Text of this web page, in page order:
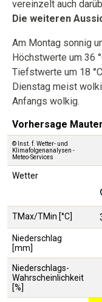
vereinzelt auch
Die weiteren
Am Montag sonnig
Höchstwerte um 36
Tiefstwerte um 18
Dienstag meist
Anfangs wolkig.
Vorhersage
© Inst. f. Wetter- und
Klimafolgenanalysen -
Meteo-Services
Wetter
TMax/TMin [°C]
Niederschlag
[mm]
Niederschlags-
Wahrscheinlichkeit
[%]